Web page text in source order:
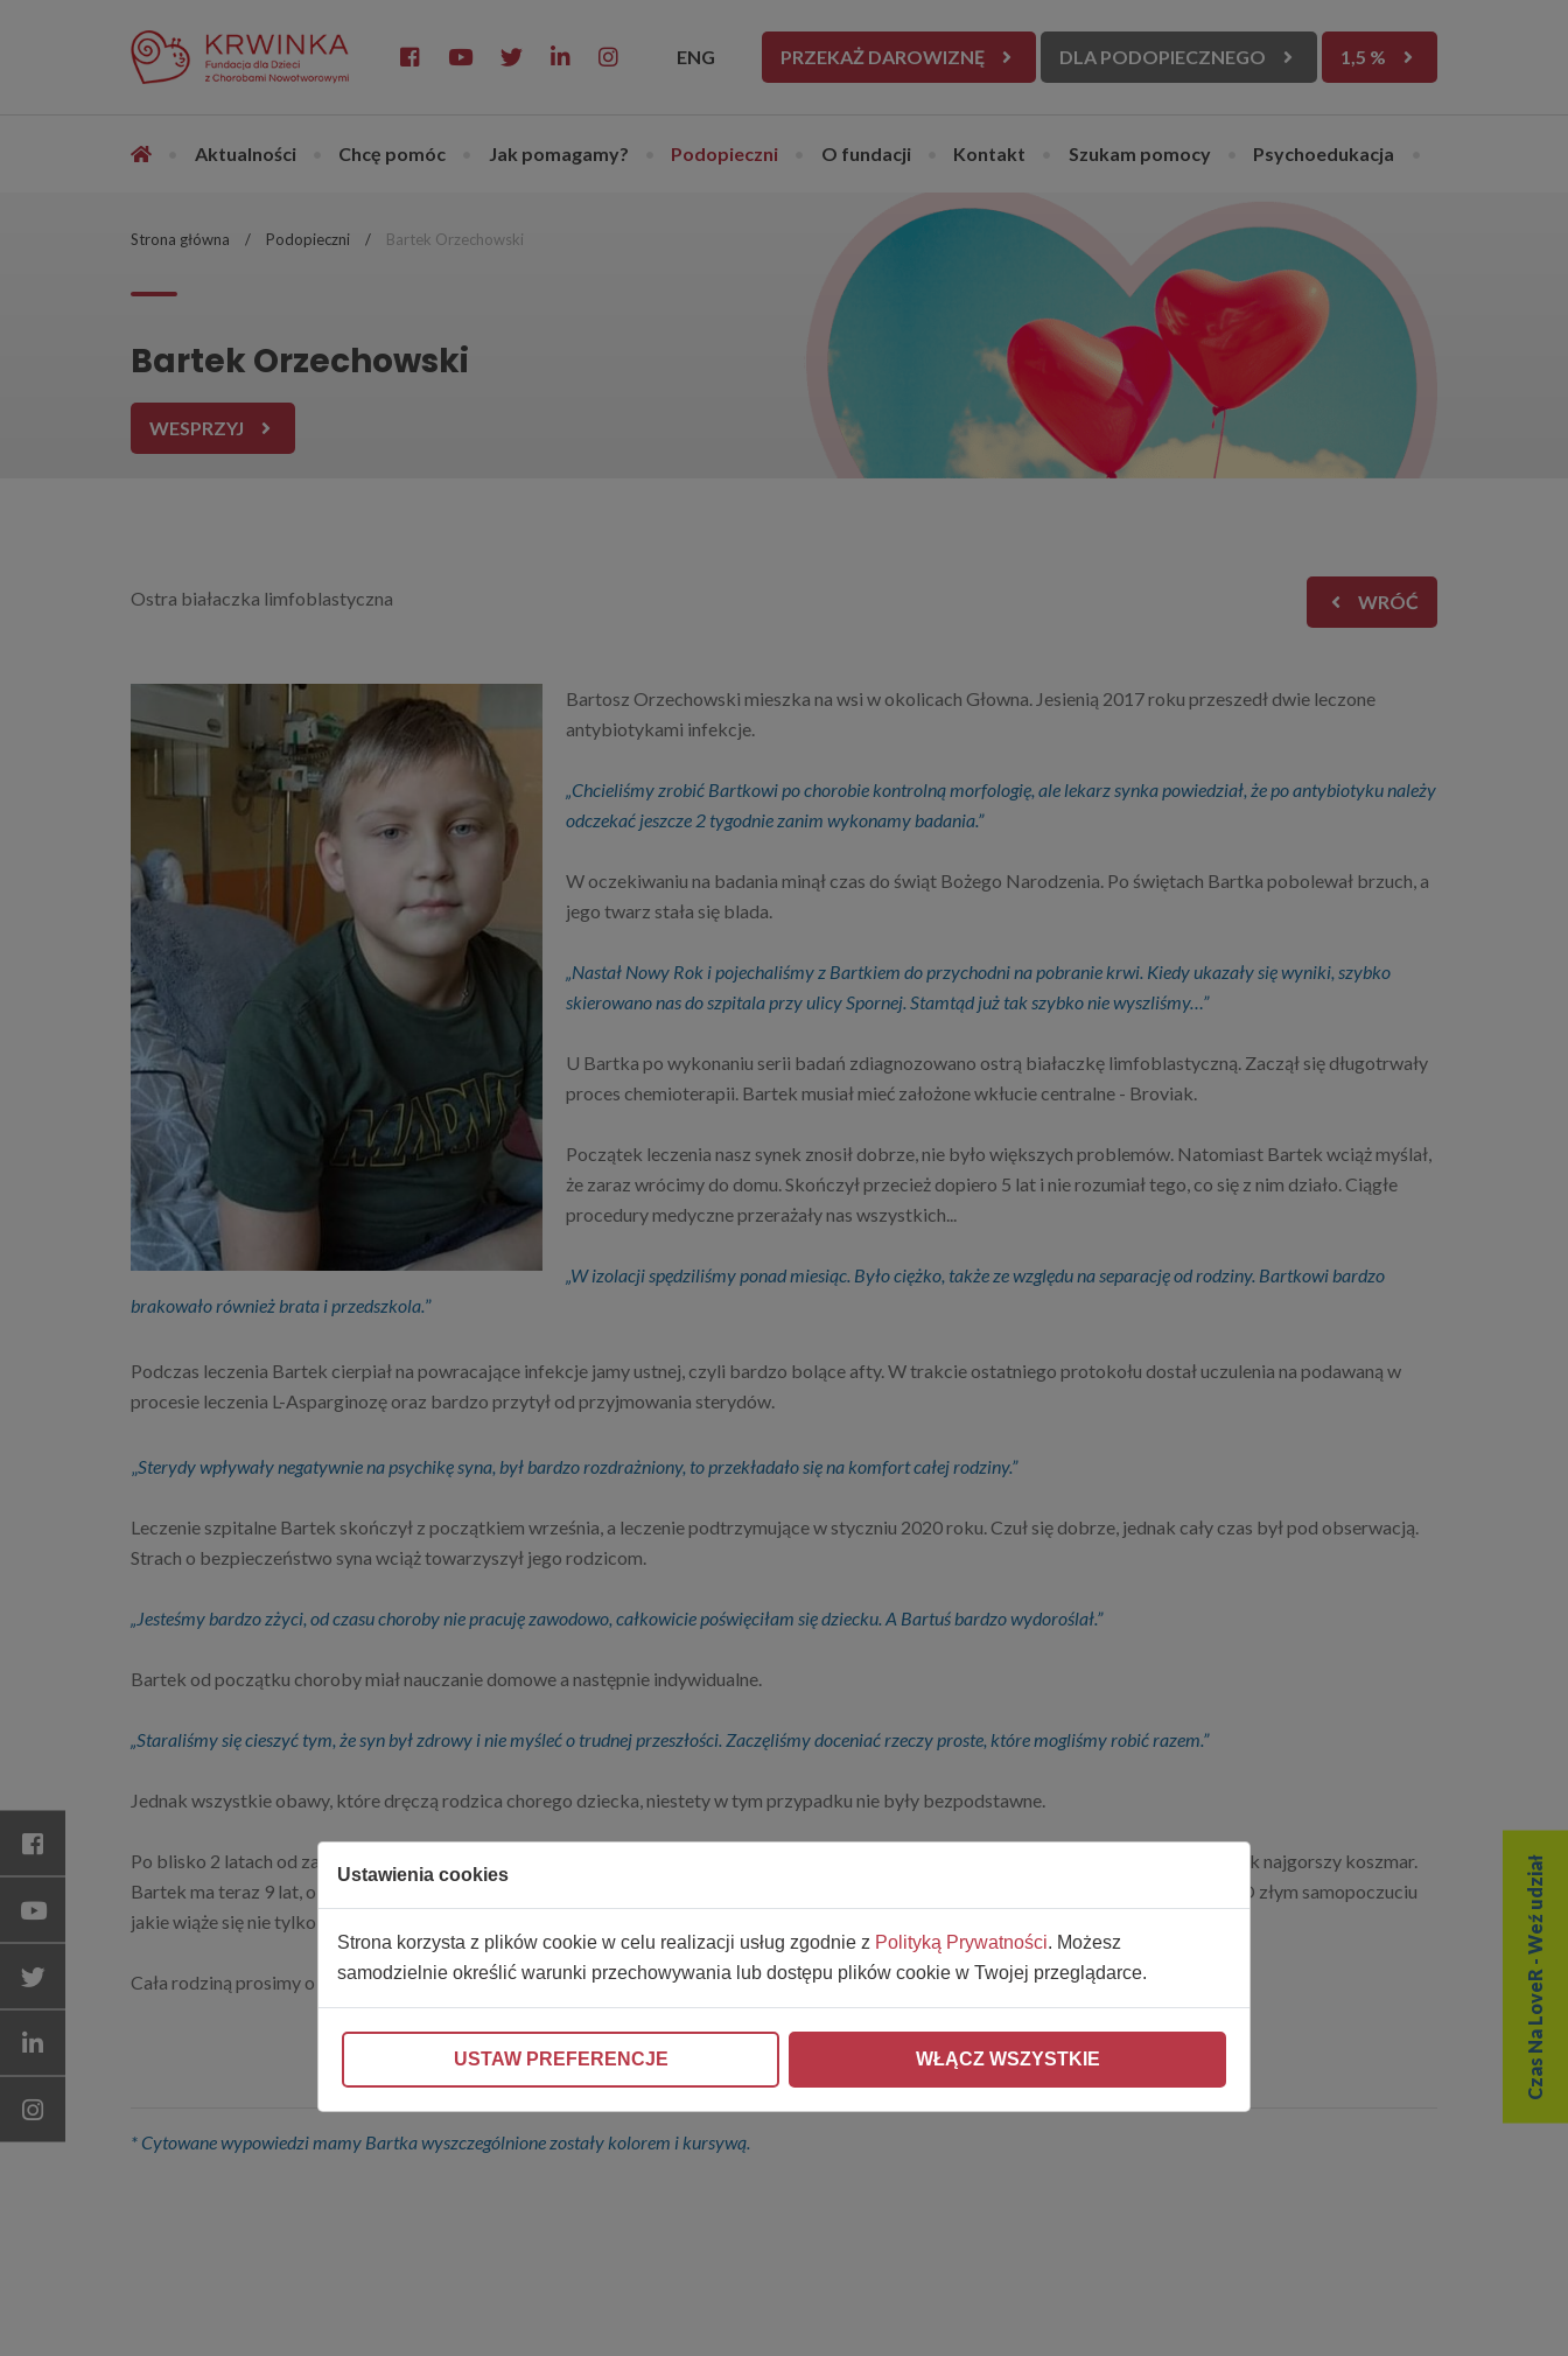
Ustawienia cookies
Strona korzysta z plików cookie w celu realizacji usług zgodnie z Polityką Prywatności. Możesz
samodzielnie określić warunki przechowywania lub dostępu plików cookie w Twojej przeglądarce.
USTAW PREFERENCJE WŁĄCZ WSZYSTKIE
ENG PRZEKAŻ DAROWIZNĘ DLA PODOPIECZNEGO 1,5 %
Aktualności Chcę pomóc Jak pomagamy? Podopieczni O fundacji Kontakt Szukam pomocy Psychoedukacja
Strona główna Podopieczni Bartek Orzechowski
Bartek Orzechowski
WESPRZYJ
WRÓĆ
Ostra białaczka limfoblastyczna
Bartosz Orzechowski mieszka na wsi w okolicach Głowna. Jesienią 2017 roku przeszedł dwie leczone
antybiotykami infekcje.
„Chcieliśmy zrobić Bartkowi po chorobie kontrolną morfologię, ale lekarz synka powiedział, że po antybiotyku należy
odczekać jeszcze 2 tygodnie zanim wykonamy badania.”
W oczekiwaniu na badania minął czas do świąt Bożego Narodzenia. Po świętach Bartka pobolewał brzuch, a
jego twarz stała się blada.
„Nastał Nowy Rok i pojechaliśmy z Bartkiem do przychodni na pobranie krwi. Kiedy ukazały się wyniki, szybko
skierowano nas do szpitala przy ulicy Spornej. Stamtąd już tak szybko nie wyszliśmy…”
U Bartka po wykonaniu serii badań zdiagnozowano ostrą białaczkę limfoblastyczną. Zaczął się długotrwały
proces chemioterapii. Bartek musiał mieć założone wkłucie centralne - Broviak.
Początek leczenia nasz synek znosił dobrze, nie było większych problemów. Natomiast Bartek wciąż myślał,
że zaraz wrócimy do domu. Skończył przecież dopiero 5 lat i nie rozumiał tego, co się z nim działo. Ciągłe
procedury medyczne przerażały nas wszystkich...
„W izolacji spędziliśmy ponad miesiąc. Było ciężko, także ze względu na separację od rodziny. Bartkowi bardzo
brakowało również brata i przedszkola.”
Podczas leczenia Bartek cierpiał na powracające infekcje jamy ustnej, czyli bardzo bolące afty. W trakcie ostatniego protokołu dostał uczulenia na podawaną w
procesie leczenia L-Asparginozę oraz bardzo przytył od przyjmowania sterydów.
„Sterydy wpływały negatywnie na psychikę syna, był bardzo rozdrażniony, to przekładało się na komfort całej rodziny.”
Leczenie szpitalne Bartek skończył z początkiem września, a leczenie podtrzymujące w styczniu 2020 roku. Czuł się dobrze, jednak cały czas był pod obserwacją.
Strach o bezpieczeństwo syna wciąż towarzyszył jego rodzicom.
„Jesteśmy bardzo zżyci, od czasu choroby nie pracuję zawodowo, całkowicie poświęciłam się dziecku. A Bartuś bardzo wydoroślał.”
Bartek od początku choroby miał nauczanie domowe a następnie indywidualne.
„Staraliśmy się cieszyć tym, że syn był zdrowy i nie myśleć o trudnej przeszłości. Zaczęliśmy doceniać rzeczy proste, które mogliśmy robić razem.”
Jednak wszystkie obawy, które dręczą rodzica chorego dziecka, niestety w tym przypadku nie były bezpodstawne.
Po blisko 2 latach od zakończenia leczenia podtrzymującego Bartusia , w grudniu 2021 roku nastąpiła wznowa choroby. Białaczka wróciła jak najgorszy koszmar.
Bartek ma teraz 9 lat, o wiele więcej rozumie i niestety pamięta z czym wiąże się ta choroba. Pamięta o izolacji od rodziny, szkoły i kolegów. O złym samopoczuciu
jakie wiąże się nie tylko z podaniem chemioterapii ale rozłąką od domu rodzinnego.
Cała rodziną prosimy o wsparcie dla naszego synka w tym trudnym dla wszystkich okresie.
* Cytowane wypowiedzi mamy Bartka wyszczególnione zostały kolorem i kursywą.
Czas Na LoveR - Weź udział